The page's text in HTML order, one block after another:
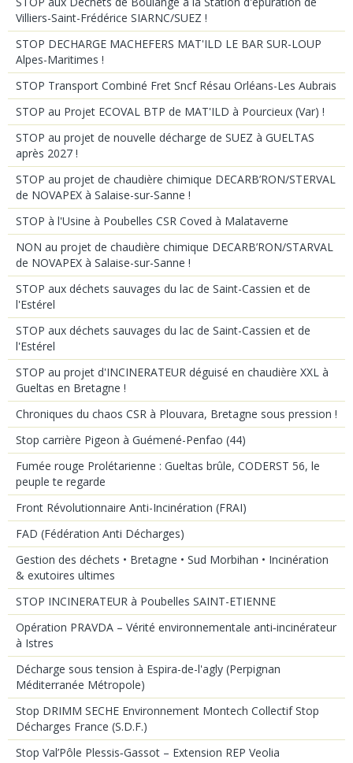
Villiers-Saint-Frédérice SIARNC/SUEZ !
STOP DECHARGE MACHEFERS MAT'ILD LE BAR SUR-LOUP
Alpes-Maritimes !
STOP Transport Combiné Fret Sncf Résau Orléans-Les Aubrais
STOP au Projet ECOVAL BTP de MAT'ILD à Pourcieux (Var) !
STOP au projet de nouvelle décharge de SUEZ à GUELTAS
après 2027 !
STOP au projet de chaudière chimique DECARB’RON/STERVAL
de NOVAPEX à Salaise-sur-Sanne !
STOP à l'Usine à Poubelles CSR Coved à Malataverne
NON au projet de chaudière chimique DECARB’RON/STARVAL
de NOVAPEX à Salaise-sur-Sanne !
STOP aux déchets sauvages du lac de Saint-Cassien et de
l'Estérel
STOP aux déchets sauvages du lac de Saint-Cassien et de
l'Estérel
STOP au projet d'INCINERATEUR déguisé en chaudière XXL à
Gueltas en Bretagne !
Chroniques du chaos CSR à Plouvara, Bretagne sous pression !
Stop carrière Pigeon à Guémené-Penfao (44)
Fumée rouge Prolétarienne : Gueltas brûle, CODERST 56, le
peuple te regarde
Front Révolutionnaire Anti-Incinération (FRAI)
FAD (Fédération Anti Décharges)
Gestion des déchets • Bretagne • Sud Morbihan • Incinération
& exutoires ultimes
STOP INCINERATEUR à Poubelles SAINT-ETIENNE
Opération PRAVDA – Vérité environnementale anti‑incinérateur
à Istres
Décharge sous tension à Espira-de-l'agly (Perpignan
Méditerranée Métropole)
Stop DRIMM SECHE Environnement Montech Collectif Stop
Décharges France (S.D.F.)
Stop Val’Pôle Plessis‑Gassot – Extension REP Veolia